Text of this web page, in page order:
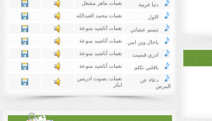
دنيا غريبة نغمات ماهر مشعل
الاول نغمات محمد العبدالله
تبسم عشاني نغمات أناشيد منوعة
ياخال وين امي نغمات أناشيد منوعة
ادري قسيت نغمات أناشيد منوعة
ياقلبي تكلم نغمات أناشيد منوعة
دعاء عن
المرض
نغمات بصوت ادريس
ابكر